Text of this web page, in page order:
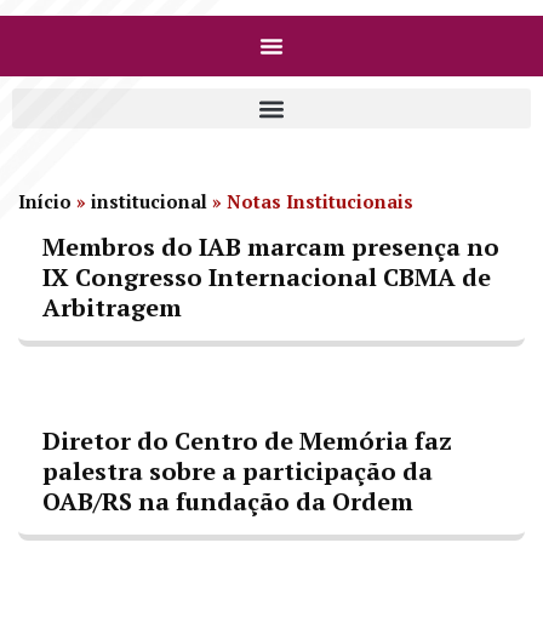
Início » institucional » Notas Institucionais
Membros do IAB marcam presença no
IX Congresso Internacional CBMA de
Arbitragem
Diretor do Centro de Memória faz
palestra sobre a participação da
OAB/RS na fundação da Ordem